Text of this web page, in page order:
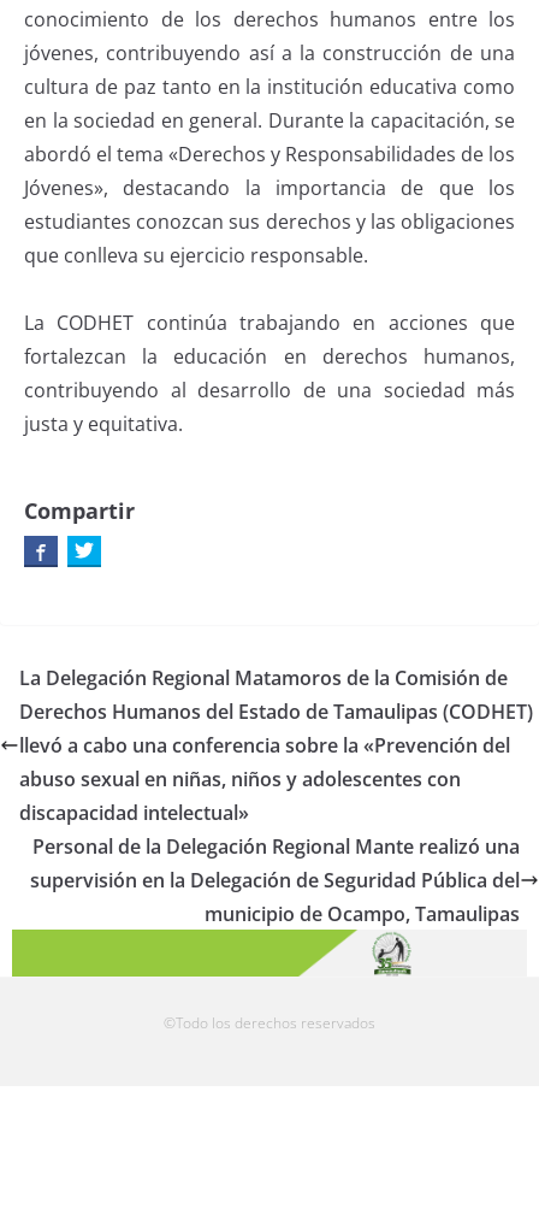
conocimiento de los derechos humanos entre los
jóvenes, contribuyendo así a la construcción de una
cultura de paz tanto en la institución educativa como
en la sociedad en general. Durante la capacitación, se
abordó el tema «Derechos y Responsabilidades de los
Jóvenes», destacando la importancia de que los
estudiantes conozcan sus derechos y las obligaciones
que conlleva su ejercicio responsable.
La CODHET continúa trabajando en acciones que
fortalezcan la educación en derechos humanos,
contribuyendo al desarrollo de una sociedad más
justa y equitativa.
Compartir
La Delegación Regional Matamoros de la Comisión de
Derechos Humanos del Estado de Tamaulipas (CODHET)
llevó a cabo una conferencia sobre la «Prevención del
abuso sexual en niñas, niños y adolescentes con
discapacidad intelectual»
Personal de la Delegación Regional Mante realizó una
supervisión en la Delegación de Seguridad Pública del
municipio de Ocampo, Tamaulipas
©Todo los derechos reservados